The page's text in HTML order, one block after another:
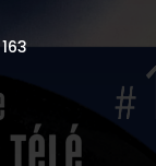
163